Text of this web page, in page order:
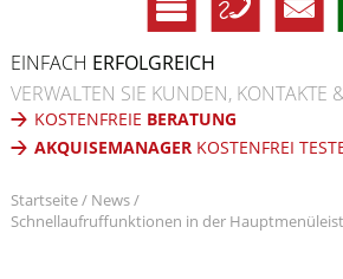
EINFACH ERFOLGREICH
VERWALTEN SIE KUNDEN, KONTAKTE
KOSTENFREIE BERATUNG
AKQUISEMANAGERKOSTENFREI
Startseite
News
Schnellaufruffunktionen in der